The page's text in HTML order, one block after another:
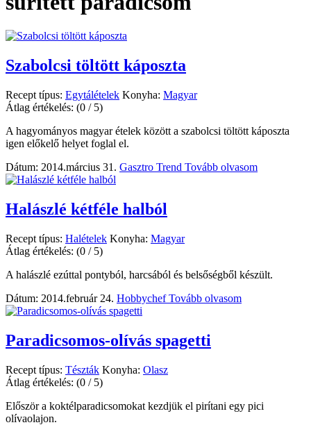
Szabolcsi töltött káposzta
Recept típus: Egytálételek Konyha: Magyar
Átlag értékelés: (0 / 5)
A hagyományos magyar ételek között a szabolcsi töltött káposzta
igen előkelő helyet foglal el.
Dátum: 2014.március 31. Gasztro Trend Tovább olvasom
Halászlé kétféle halból
Recept típus: Halételek Konyha: Magyar
Átlag értékelés: (0 / 5)
A halászlé ezúttal pontyból, harcsából és belsőségből készült.
Dátum: 2014.február 24. HobbychefTovább olvasom
Paradicsomos-olívás spagetti
Recept típus: Tészták Konyha: Olasz
Átlag értékelés: (0 / 5)
Először a koktélparadicsomokat kezdjük el pirítani egy pici
olívaolajon.